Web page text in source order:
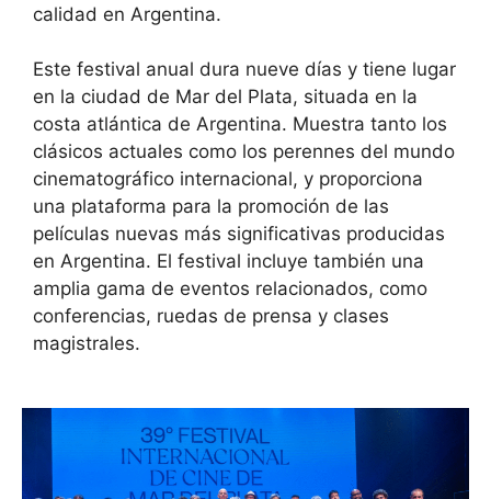
calidad en Argentina.
Este festival anual dura nueve días y tiene lugar
en la ciudad de Mar del Plata, situada en la
costa atlántica de Argentina. Muestra tanto los
clásicos actuales como los perennes del mundo
cinematográfico internacional, y proporciona
una plataforma para la promoción de las
películas nuevas más significativas producidas
en Argentina. El festival incluye también una
amplia gama de eventos relacionados, como
conferencias, ruedas de prensa y clases
magistrales.